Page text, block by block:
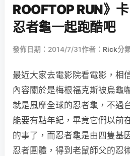
ROOFTOP RUN》
忍者龜一起跑酷吧
發佈日期：2014/7/31作者： Rick分
最近大家去電影院看電影，相
內容關於是梅根福克斯被烏龜
就是風靡全球的忍者龜，不過
能要有點年紀，畢竟它們以前
的事了，而忍者龜是由四隻基
忍者團體，得到老鼠師父的忍